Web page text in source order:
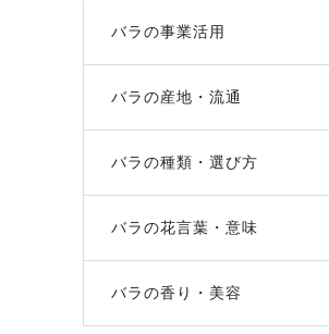
バラの事業活用
バラの産地・流通
バラの種類・選び方
バラの花言葉・意味
バラの香り・美容